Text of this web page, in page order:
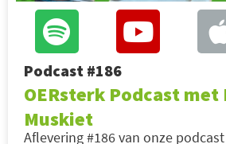
Podcast #186
OERsterk Podcast
Muskiet
Aflevering #186 van onze